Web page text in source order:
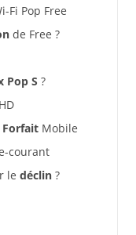
Fi Pop Free
de Free ?
Pop S ?
ForfaitMobile
courant
le déclin?